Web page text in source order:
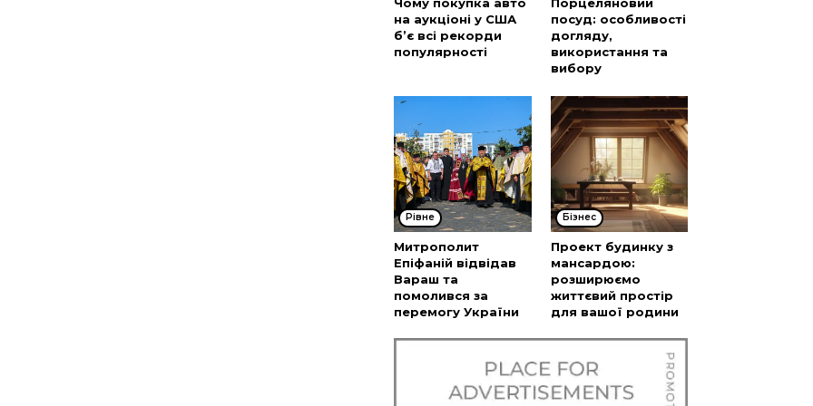
на аукціоні у США
б’є всі рекорди
популярності
посуд: особливості
догляду,
використання та
вибору
Рівне
Митрополит
Епіфаній відвідав
Вараш та
помолився за
перемогу України
Бізнес
Проект будинку з
мансардою:
розширюємо
життєвий простір
для вашої родини